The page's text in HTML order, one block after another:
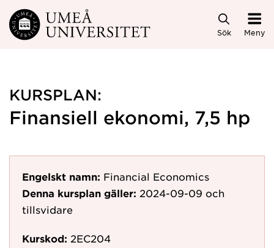
Hoppa direkt till innehållet
Sök Meny
KURSPLAN:
Finansiell ekonomi, 7,5 hp
Engelskt namn: Financial Economics
Denna kursplan gäller: 2024-09-09 och
tillsvidare
Kurskod: 2EC204